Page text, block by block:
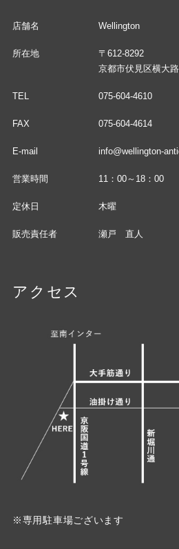
店舗名 Wellington
所在地
〒612-8292
京都市伏見区横大
TEL 075-604-4610
FAX 075-604-4614
E-mail info@wellington-
営業時間 11：00～18：00
定休日 木曜
販売責任者 瀬戸 直人
アクセス
※専用駐車場ございます